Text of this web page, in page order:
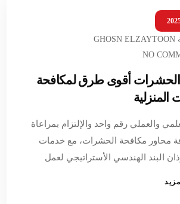
GHOSN ELZAYTOON
NO
أقوى طرق لمكافحة
المنزلية
والعملي رقم واحد والإلتزام بمراعاة
محاور مكافحة الحشرات، مع خدمات
البند الهندسي الأستراتيجي لعمل